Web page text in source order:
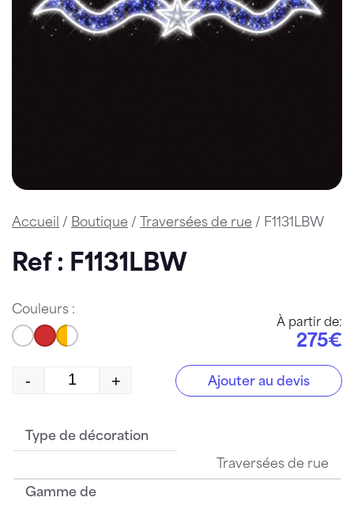
Accueil / Boutique / Traversées de rue / F1131LBW
Ref : F1131LBW
Couleurs :
À partir de:
275€
quantité de F1131LBW
- + Ajouter au devis
Type de décoration
Traversées de rue
Gamme de